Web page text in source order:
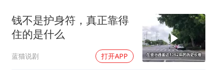
国防部：中国军队坚决反制任何闹海挑衅图谋
我国外贸延续良好增长态势
东航：国内客票提前14天免费退改
钱不是护身符，真正靠得
住的是什么
蓝猫说剧 打开APP